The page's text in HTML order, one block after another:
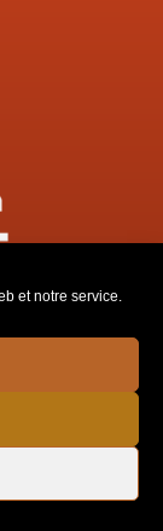
et notre service.